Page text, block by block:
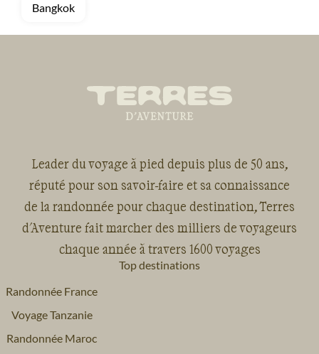
Bangkok
Leader du voyage à pied depuis plus de 50 ans,
réputé pour son savoir-faire et sa connaissance
de la randonnée pour chaque destination, Terres
d'Aventure fait marcher des milliers de voyageurs
chaque année à travers 1600 voyages
Top destinations
Randonnée France
Voyage Tanzanie
Randonnée Maroc